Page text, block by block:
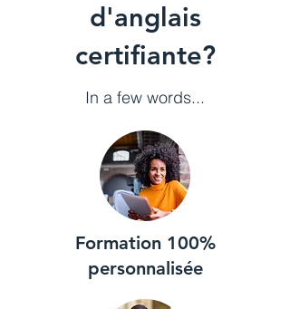
d'anglais
certifiante?
In a few words...
Formation 100%
personnalisée